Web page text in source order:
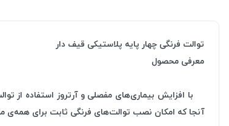
توالت فرنگی چهار پایه پلاستیکی قیف دار
معرفی محصول
با افزایش بیماری‌های مفصلی و آرتروز استفاده از
آنجا که امکان نصب توالت‌های فرنگی ثابت برای همه‌ی